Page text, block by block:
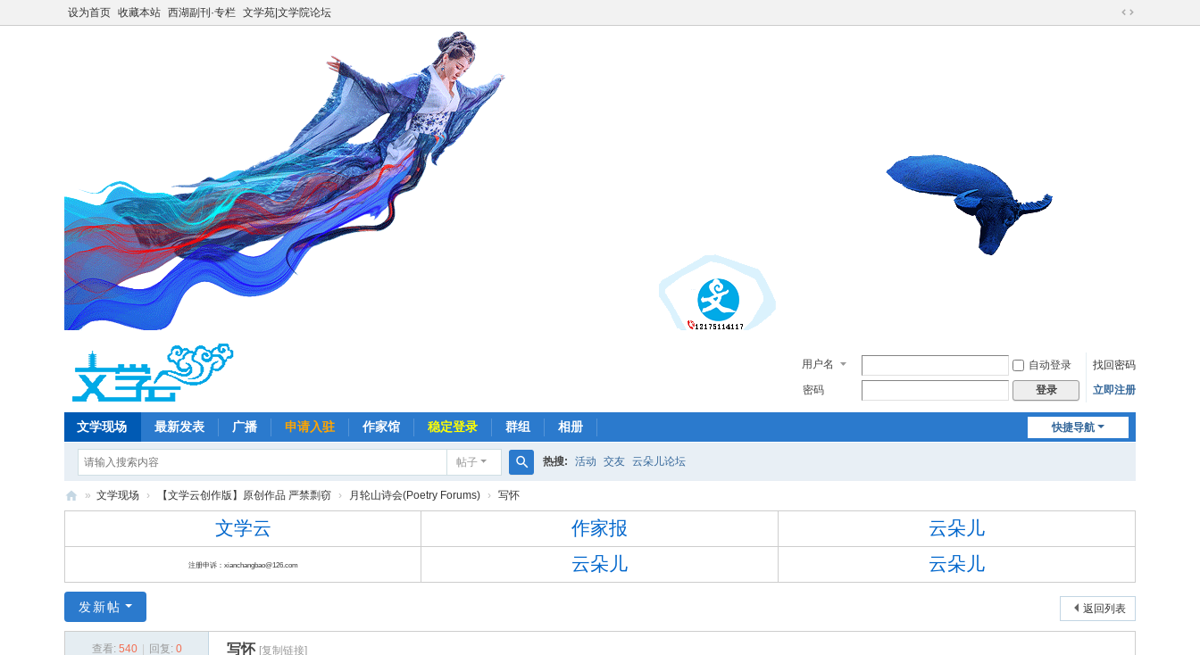
设为首页 收藏本站 西湖副刊·专栏 文学苑|文学院论坛
切
用户名 自动登录
找回密码
密码
登录 立即注册
快捷导航
文学现场 最新发表 广播 申请入驻 作家馆 稳定登录 群组 相册
帖子
索
热搜: 活动 交友 云朵儿论坛
学
云
» 文学现场 › 【文学云创作版】原创作品 严禁剽窃 › 月轮山诗会(Poetry Forums) › 写怀
文学云 作家报 云朵儿
注册申诉：xianchangbao@126.com 云朵儿 云朵儿
返回列表
发新帖
查看: 540 回复: 0 写怀 [复制链接]